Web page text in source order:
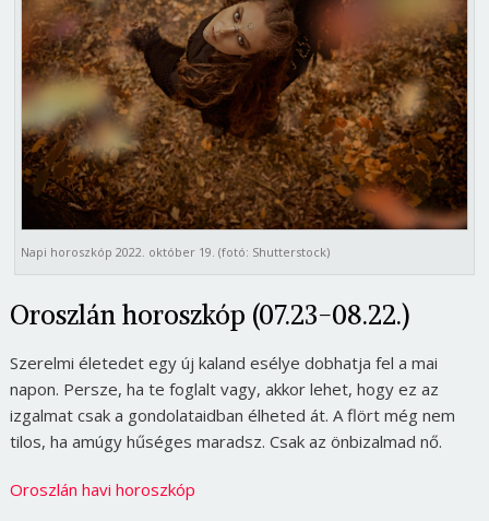
Napi horoszkóp 2022. október 19. (fotó: Shutterstock)
Oroszlán horoszkóp (07.23-08.22.)
Szerelmi életedet egy új kaland esélye dobhatja fel a mai
napon. Persze, ha te foglalt vagy, akkor lehet, hogy ez az
izgalmat csak a gondolataidban élheted át. A flört még nem
tilos, ha amúgy hűséges maradsz. Csak az önbizalmad nő.
Oroszlán havi horoszkóp